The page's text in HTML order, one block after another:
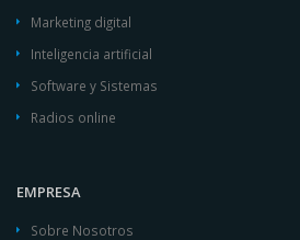
Marketing digital
Inteligencia artificial
Software y Sistemas
Radios online
EMPRESA
Sobre Nosotros